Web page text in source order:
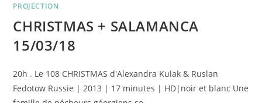
PROJECTION
CHRISTMAS + SALAMANCA
15/03/18
20h . Le 108 CHRISTMAS d'Alexandra Kulak & Ruslan
Fedotow Russie | 2013 | 17 minutes | HD|noir et blanc Une